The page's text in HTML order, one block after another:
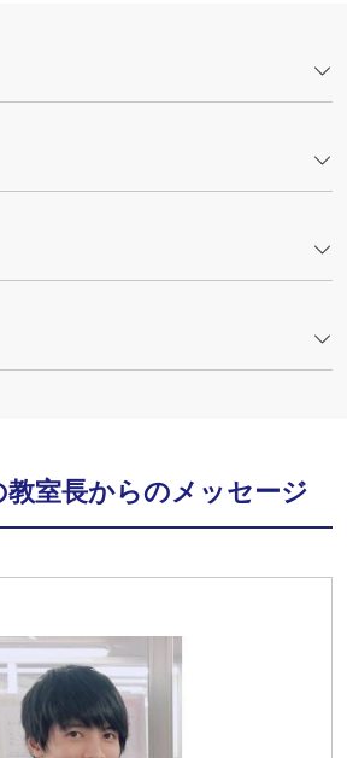
教室長からのメッセージ